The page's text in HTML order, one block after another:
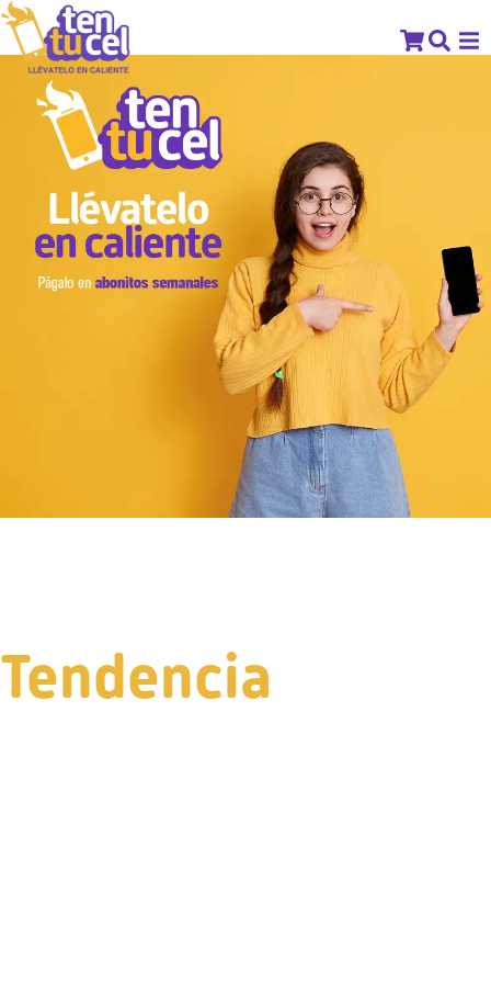
Tendencia